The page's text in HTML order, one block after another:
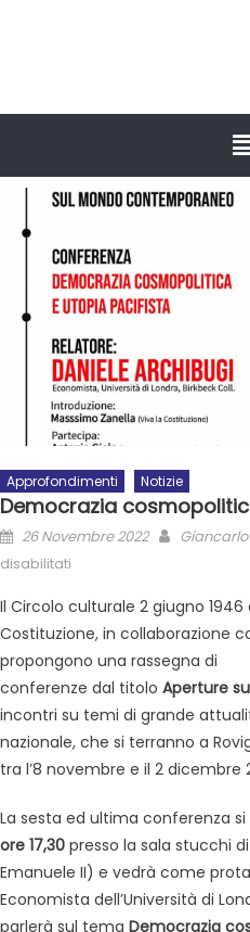
Approfondimenti Notizie
Democrazia
26 Novembre 2022
disabilitati
Il Circolo culturale 2 giugno 1946
Costituzione, in collaborazione
propongono una rassegna di
conferenze dal titolo Aperture
incontri su temi di grande
nazionale, che si terranno a
tra l’8 novembre e il 2 dicembre
La sesta ed ultima conferenza si
ore 17,30 presso la sala stucchi
Emanuele II) e vedrà come
Economista dell’Università di
parlerà sul tema Democrazia